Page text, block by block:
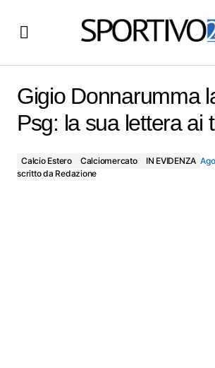
Gigio Donnarumma
Psg: la sua lettera ai
Calcio Estero Calciomercato IN EVIDENZA
scritto da Redazione